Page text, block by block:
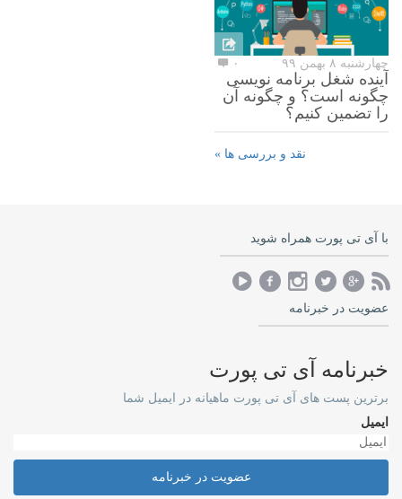
چهارشنبه ۸ بهمن ۹۹ ۰
آینده شغل برنامه نویسی
چگونه است؟ و چگونه آن
را تضمین کنیم؟
نقد و بررسی ها »
با آی تی پورت همراه شوید
عضویت در خبرنامه
خبرنامه آی تی پورت
برترین پست های آی تی پورت ماهیانه در ایمیل شما
ایمیل
عضویت در خبرنامه